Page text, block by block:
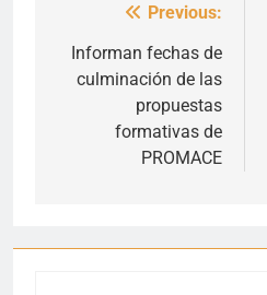
Navegación
de
entradas
Previous:
Informan fechas de
culminación de las
propuestas
formativas de
PROMACE